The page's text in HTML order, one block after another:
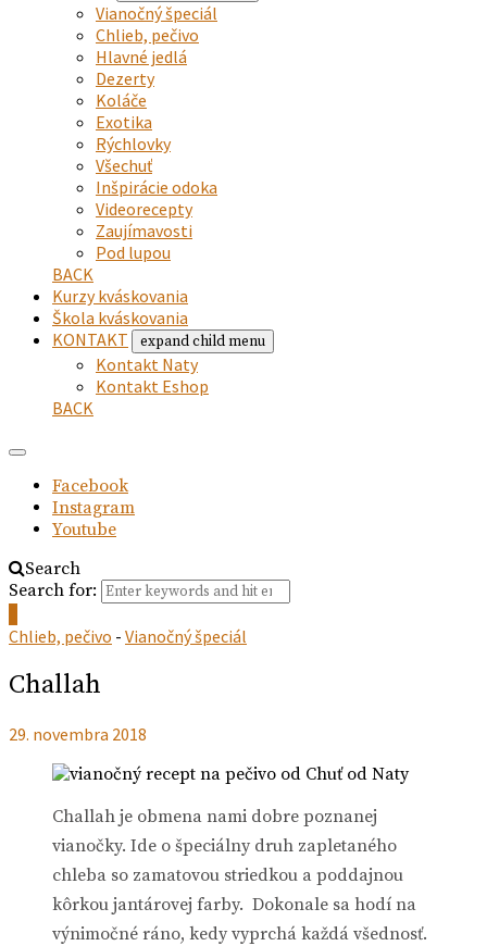
Vianočný špeciál
Chlieb, pečivo
Hlavné jedlá
Dezerty
Koláče
Exotika
Rýchlovky
Všechuť
Inšpirácie odoka
Videorecepty
Zaujímavosti
Pod lupou
BACK
Kurzy kváskovania
Škola kváskovania
KONTAKT
expand child menu
Kontakt Naty
Kontakt Eshop
BACK
Facebook
Instagram
Youtube
Search
Search for:
Chlieb, pečivo - Vianočný špeciál
Challah
29. novembra 2018
Challah je obmena nami dobre poznanej
vianočky. Ide o špeciálny druh zapletaného
chleba so zamatovou striedkou a poddajnou
kôrkou jantárovej farby. Dokonale sa hodí na
výnimočné ráno, kedy vyprchá každá všednosť.